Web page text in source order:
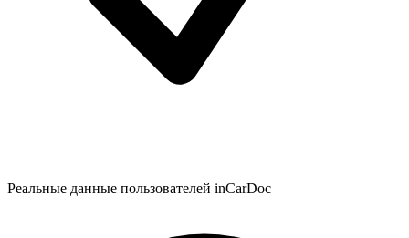
Реальные данные пользователей inCarDoc